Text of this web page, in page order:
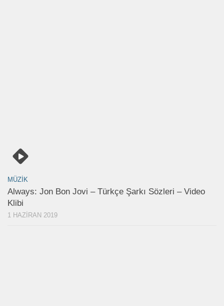
MÜZIK
Always: Jon Bon Jovi – Türkçe Şarkı Sözleri – Video
Klibi
1 HAZIRAN 2019